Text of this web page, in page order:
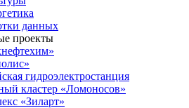
данных
проекты
гидроэлектростанция
кластер «Ломоносов»
«Зиларт»